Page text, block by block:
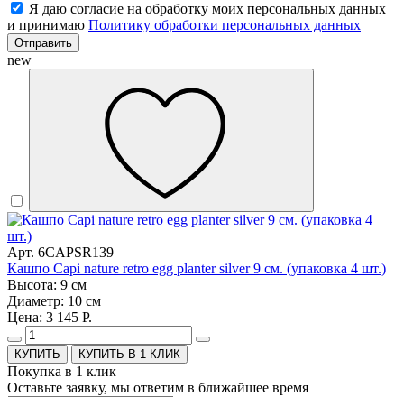
Я даю согласие на обработку моих персональных данных
и принимаю Политику обработки персональных данных
Отправить
new
Арт. 6CAPSR139
Кашпо Capi nature retro egg planter silver 9 см. (упаковка 4 шт.)
Высота: 9 см
Диаметр: 10 см
Цена: 3 145 Р.
КУПИТЬ В 1 КЛИК
Покупка в 1 клик
Оставьте заявку, мы ответим в ближайшее время